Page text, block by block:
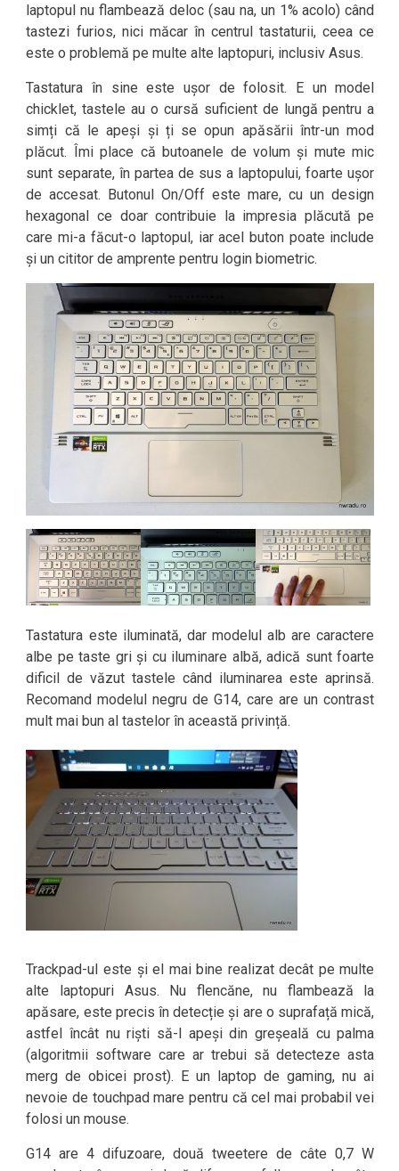
laptopul nu flambează deloc (sau na, un 1% acolo) când
tastezi furios, nici măcar în centrul tastaturii, ceea ce
este o problemă pe multe alte laptopuri, inclusiv Asus.
Tastatura în sine este ușor de folosit. E un model
chicklet, tastele au o cursă suficient de lungă pentru a
simți că le apeși și ți se opun apăsării într-un mod
plăcut. Îmi place că butoanele de volum și mute mic
sunt separate, în partea de sus a laptopului, foarte ușor
de accesat. Butonul On/Off este mare, cu un design
hexagonal ce doar contribuie la impresia plăcută pe
care mi-a făcut-o laptopul, iar acel buton poate include
și un cititor de amprente pentru login biometric.
Tastatura este iluminată, dar modelul alb are caractere
albe pe taste gri și cu iluminare albă, adică sunt foarte
dificil de văzut tastele când iluminarea este aprinsă.
Recomand modelul negru de G14, care are un contrast
mult mai bun al tastelor în această privință.
Trackpad-ul este și el mai bine realizat decât pe multe
alte laptopuri Asus. Nu flencăne, nu flambează la
apăsare, este precis în detecție și are o suprafață mică,
astfel încât nu riști să-l apeși din greșeală cu palma
(algoritmii software care ar trebui să detecteze asta
merg de obicei prost). E un laptop de gaming, nu ai
nevoie de touchpad mare pentru că cel mai probabil vei
folosi un mouse.
G14 are 4 difuzoare, două tweetere de câte 0,7 W